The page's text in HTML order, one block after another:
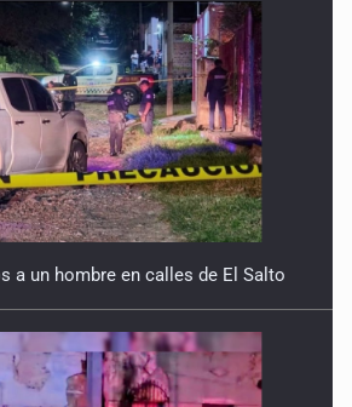
a un hombre en calles de El Salto